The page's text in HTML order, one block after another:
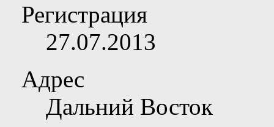
Регистрация
27.07.2013
Адрес
Дальний Восток